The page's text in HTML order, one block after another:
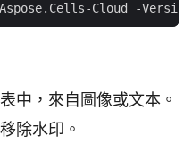
中，來自圖像或文本。
除水印。